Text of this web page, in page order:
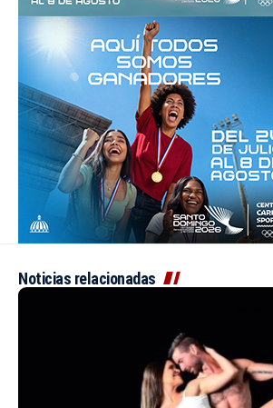
Noticias relacionadas